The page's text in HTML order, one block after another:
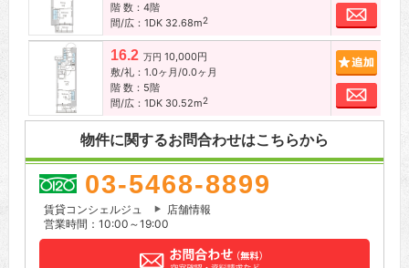
階 数：4階
間/広：1DK 32.68m2
お問
16.2 万円 10,000円
敷/礼：1.0ヶ月/0.0ヶ月
階 数：5階
間/広：1DK 30.52m2
お問
物件に関するお問合わせはこちらから
03-5468-8899
賃貸コンシェルジュ
店舗情報
営業時間：10:00～19:00